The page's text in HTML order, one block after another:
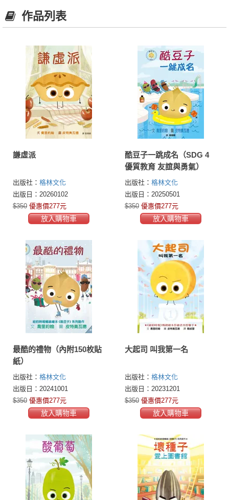
作品列表
謙虛派
出版社： 格林文化
出版日：20260102
$350 優惠價277元
放入購物車
酷豆子一跳成名（SDG 4
優質教育 友誼與勇氣）
出版社： 格林文化
出版日：20250501
$350 優惠價277元
放入購物車
最酷的禮物（內附150枚貼
紙）
出版社： 格林文化
出版日：20241001
$350 優惠價277元
放入購物車
大起司 叫我第一名
出版社： 格林文化
出版日：20231201
$350 優惠價277元
放入購物車